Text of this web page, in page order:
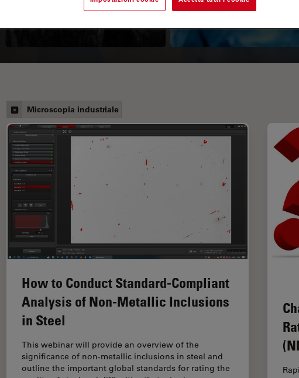
Microscopia industriale
How to Conduct Standard-Compliant
Analysis of Non-Metallic Inclusions
in Steel
This webinar will provide an overview of the
significance of non-metallic inclusions in steel and
outline the important global standards for rating the